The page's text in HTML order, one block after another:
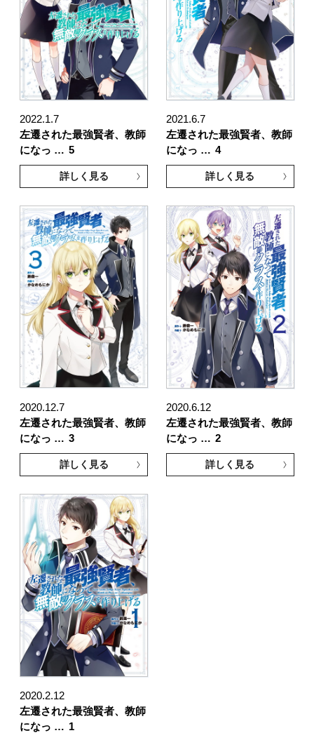
2022.1.7
左遷された最強賢者、教師
になっ … 5
詳しく見る
2021.6.7
左遷された最強賢者、教師
になっ … 4
詳しく見る
2020.12.7
左遷された最強賢者、教師
になっ … 3
詳しく見る
2020.6.12
左遷された最強賢者、教師
になっ … 2
詳しく見る
2020.2.12
左遷された最強賢者、教師
になっ … 1